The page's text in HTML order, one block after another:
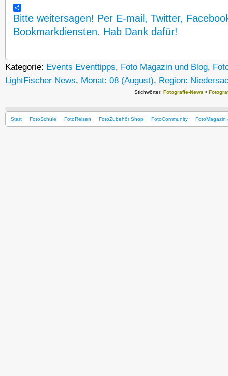
Bitte weitersagen! Per E-mail, Twitter,
Bookmarkdiensten. Hab Dank dafür!
Kategorie: Events Eventtipps, Foto Magazin und Blog,
LightFischer News, Monat: 08 (August), Region:
Stichwörter: Fotografie-News •
Start FotoSchule FotoReisen FotoZubehör Shop FotoCommunity FotoMagazin